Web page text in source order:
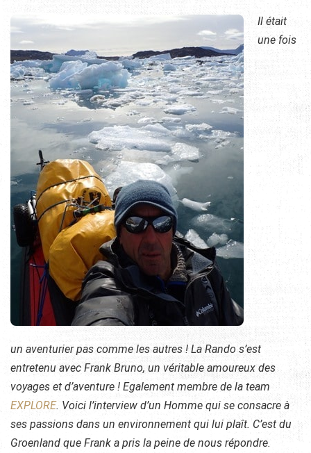
Il était
une fois
un aventurier pas comme les autres ! La Rando s’est
entretenu avec Frank Bruno, un véritable amoureux des
voyages et d’aventure ! Egalement membre de la team
EXPLORE. Voici l’interview d’un Homme qui se consacre à
ses passions dans un environnement qui lui plaît. C’est du
Groenland que Frank a pris la peine de nous répondre.